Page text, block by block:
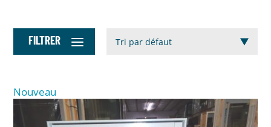
FILTRER
Nouveau